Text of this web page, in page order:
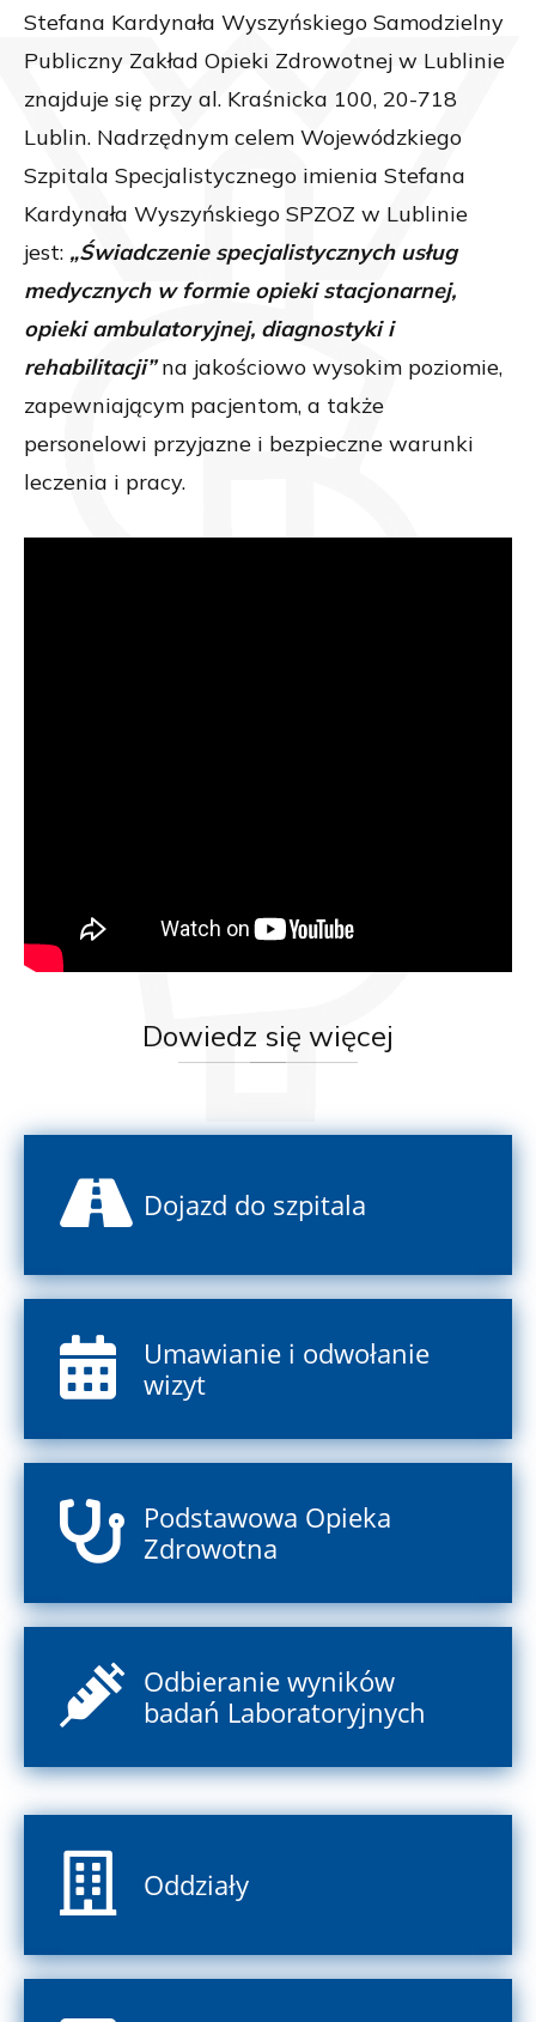
Stefana Kardynała Wyszyńskiego Samodzielny
Publiczny Zakład Opieki Zdrowotnej w Lublinie
znajduje się przy al. Kraśnicka 100, 20-718
Lublin. Nadrzędnym celem Wojewódzkiego
Szpitala Specjalistycznego imienia Stefana
Kardynała Wyszyńskiego SPZOZ w Lublinie
jest: „Świadczenie specjalistycznych usług
medycznych w formie opieki stacjonarnej,
opieki ambulatoryjnej, diagnostyki i
rehabilitacji”na jakościowo wysokim poziomie,
zapewniającym pacjentom, a także
personelowi przyjazne i bezpieczne warunki
leczenia i pracy.
Dowiedz się więcej
Dojazd do szpitala
Umawianie i odwołanie
wizyt
Podstawowa Opieka
Zdrowotna
Odbieranie wyników
badań Laboratoryjnych
Oddziały